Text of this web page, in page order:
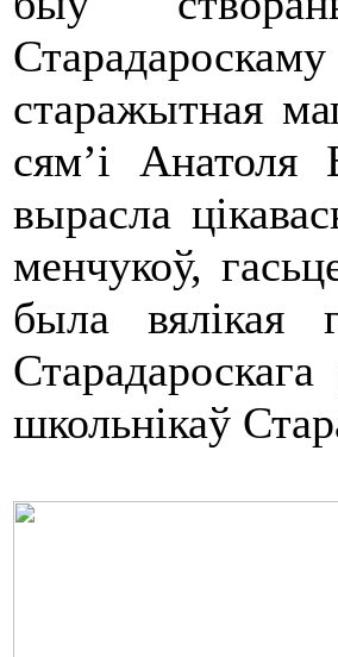
старажытная
сям’і Анатоля
вырасла
менчукоў,
была вялікая
школьнікаў